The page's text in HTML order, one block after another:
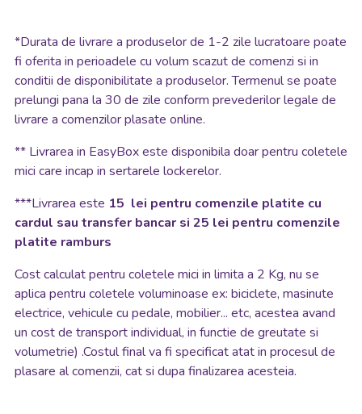
*Durata de livrare a produselor de 1-2 zile lucratoare poate
fi oferita in perioadele cu volum scazut de comenzi si in
conditii de disponibilitate a produselor. Termenul se poate
prelungi pana la 30 de zile conform prevederilor legale de
livrare a comenzilor plasate online.
** Livrarea in EasyBox este disponibila doar pentru coletele
mici care incap in sertarele lockerelor.
***Livrarea este 15 lei pentru comenzile platite cu
cardul sau transfer bancar si 25 lei pentru comenzile
platite ramburs
Cost calculat pentru coletele mici in limita a 2 Kg, nu se
aplica pentru coletele voluminoase ex: biciclete, masinute
electrice, vehicule cu pedale, mobilier... etc, acestea avand
un cost de transport individual, in functie de greutate si
volumetrie) .Costul final va fi specificat atat in procesul de
plasare al comenzii, cat si dupa finalizarea acesteia.